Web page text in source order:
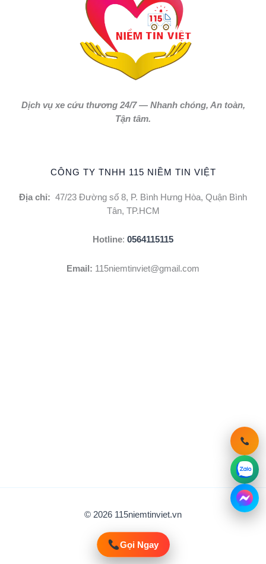
Dịch vụ xe cứu thương 24/7 — Nhanh chóng, An toàn,
Tận tâm.
CÔNG TY TNHH 115 NIỀM TIN VIỆT
Địa chỉ: 47/23 Đường số 8, P. Bình Hưng Hòa, Quận Bình
Tân, TP.HCM
Hotline: 0564115115
Email: 115niemtinviet@gmail.com
© 2026 115niemtinviet.vn
Gọi Ngay